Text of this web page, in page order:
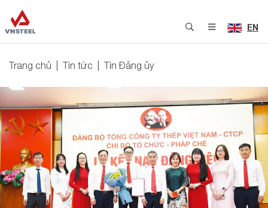
EN
Trang chủ Tin tức Tin Đảng ủy